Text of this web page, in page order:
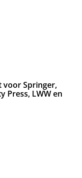
voor Springer,
Press, LWW en